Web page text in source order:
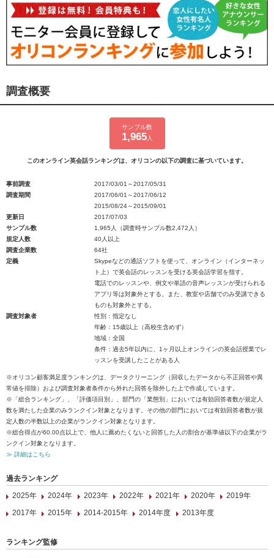
調査概要
サンプル数
1,965人
このオンライン英会話ランキングは、オリコンの以下の調査に基づいています。
事前調査
2017/03/01～2017/05/31
調査期間
2017/06/01～2017/06/12
2015/08/24～2015/09/01
更新日
2017/07/03
サンプル数
1,965人（調査時サンプル数2,472人）
規定人数
40人以上
調査企業数
64社
定義
Skypeなどの通話ソフトを使って、オンライン（インターネッ
ト上）で英会話のレッスンを受ける英会話学習を指す。
電話でのレッスンや、例文や単語の音声レッスンが受けられる
アプリ等は対象外とする。また、教室や店舗でのみ受講できる
ものも対象外とする。
調査対象者
性別：指定なし
年齢：15歳以上（高校生含めず）
地域：全国
条件：過去5年以内に、1ヶ月以上オンラインの英会話授業でレ
ッスンを受講したことがある人
※オリコン顧客満足度ランキングは、データクリーニング（回収したデータから不正回答や異
常値を排除）および調査対象者条件から外れた回答を除外した上で作成しています。
※「総合ランキング」、「評価項目別」、部門の「業態別」においては有効回答者数が規定人
数を満たした企業のみランクイン対象となります。その他の部門においては有効回答者数が規
定人数の半数以上の企業がランクイン対象となります。
※総合得点が60.00点以上で、他人に薦めたくないと回答した人の割合が基準値以下の企業がラ
ンクイン対象となります。
≫ 詳細はこちら
過去ランキング
2025年
2024年 2023年 2022年 2021年 2020年
2019年
2017年
2015年 2014-2015年 2014年度 2013年度
ランキング監修